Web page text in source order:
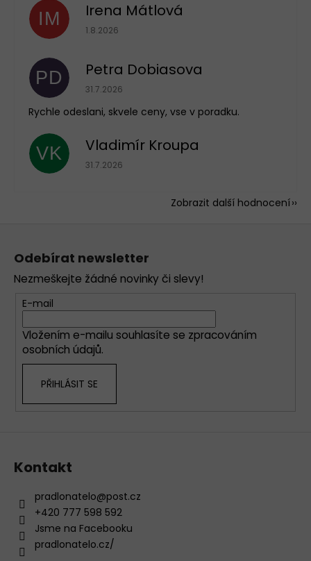
IM Irena Mátlová
Hodnocení obchodu je 5 z 5 hvězdiček.
1.8.2026
PD Petra Dobiasova
Hodnocení obchodu je 5 z 5 hvězdiček.
31.7.2026
Rychle odeslani, skvele ceny, vse v poradku.
VK Vladimír Kroupa
Hodnocení obchodu je 5 z 5 hvězdiček.
31.7.2026
Zobrazit další hodnocení
Odebírat newsletter
Nezmeškejte žádné novinky či slevy!
E-mail
Vložením e-mailu souhlasíte se zpracováním
osobních údajů.
PŘIHLÁSIT SE
Kontakt
pradlonatelo@post.cz
+420 777 598 592
Jsme na Facebooku
pradlonatelo.cz/